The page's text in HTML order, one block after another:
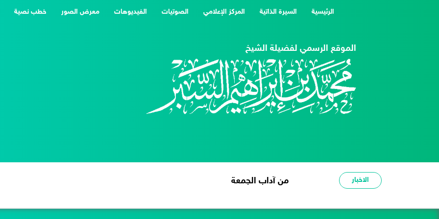
الرئيسية
(current) السيرة الذاتية المركز الإعلامي الصوتيات الفيديوهات معرض الصور خطب نصية
الموقع الرسمي لفضيلة الشيخ
الاخبار من آداب الجمعة